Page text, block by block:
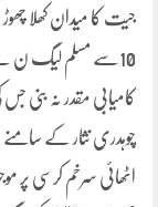
جیت کا میدان کھلا
10سے مسلم لیگ ن
کامیابی مقدر نہ بنی
چوہدری نثار کے سامنے
اٹھائی سرخم کرسی پر